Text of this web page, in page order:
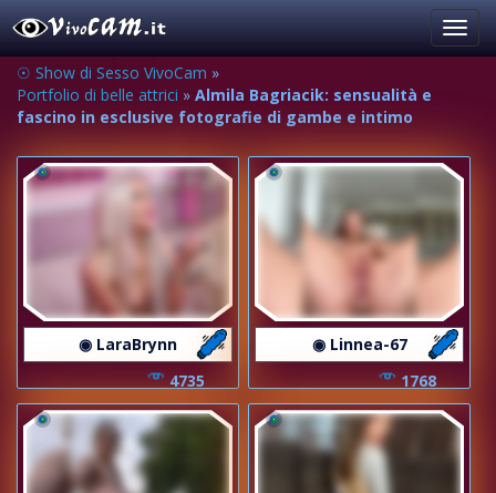
☉ Show di Sesso VivoCam »
Portfolio di belle attrici » Almila Bagriacik: sensualità e
fascino in esclusive fotografie di gambe e intimo
◉ LaraBrynn
4735
◉ Linnea-67
1768